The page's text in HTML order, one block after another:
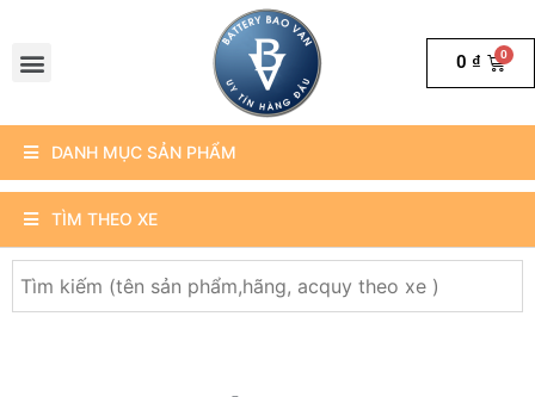
0 ₫
DANH MỤC SẢN PHẨM
TÌM THEO XE